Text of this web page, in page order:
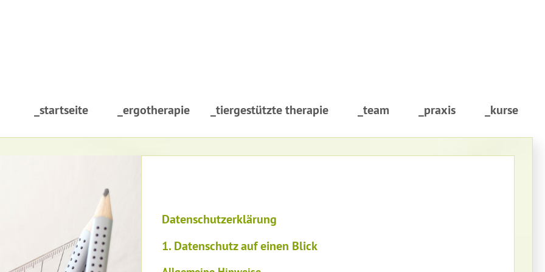
_startseite _ergotherapie _tiergestützte therapie _team _praxis _kurse
Datenschutzerklärung
1. Datenschutz auf einen Blick